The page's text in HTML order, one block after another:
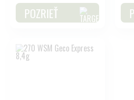
POZRIEŤ